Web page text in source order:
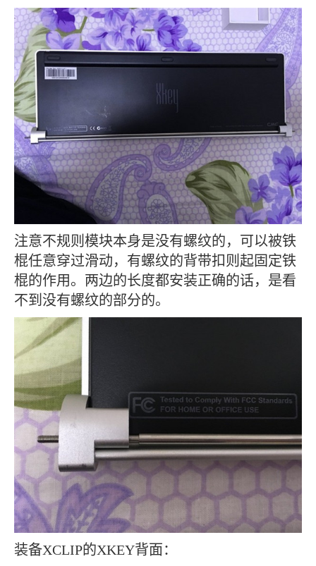
注意不规则模块本身是没有螺纹的，可以被铁
棍任意穿过滑动，有螺纹的背带扣则起固定铁
棍的作用。两边的长度都安装正确的话，是看
不到没有螺纹的部分的。
装备XCLIP的XKEY背面：